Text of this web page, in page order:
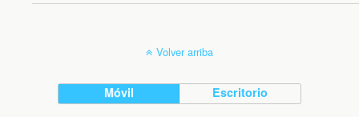
Volver arriba
Móvil Escritorio